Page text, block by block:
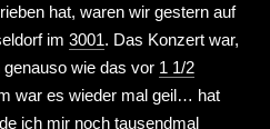
hat, waren wir gestern auf
im3001. Das Konzert war,
wie das vor 1 1/2
war es wieder mal geil… hat
ich mir noch tausendmal